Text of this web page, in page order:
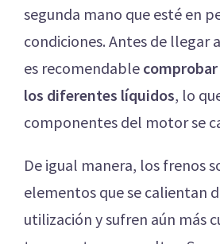
segunda mano que esté en
condiciones. Antes de llegar
es recomendable
los diferentes líquidos, lo
componentes del motor se
De igual manera, los frenos
elementos que se calientan
utilización y sufren aún más